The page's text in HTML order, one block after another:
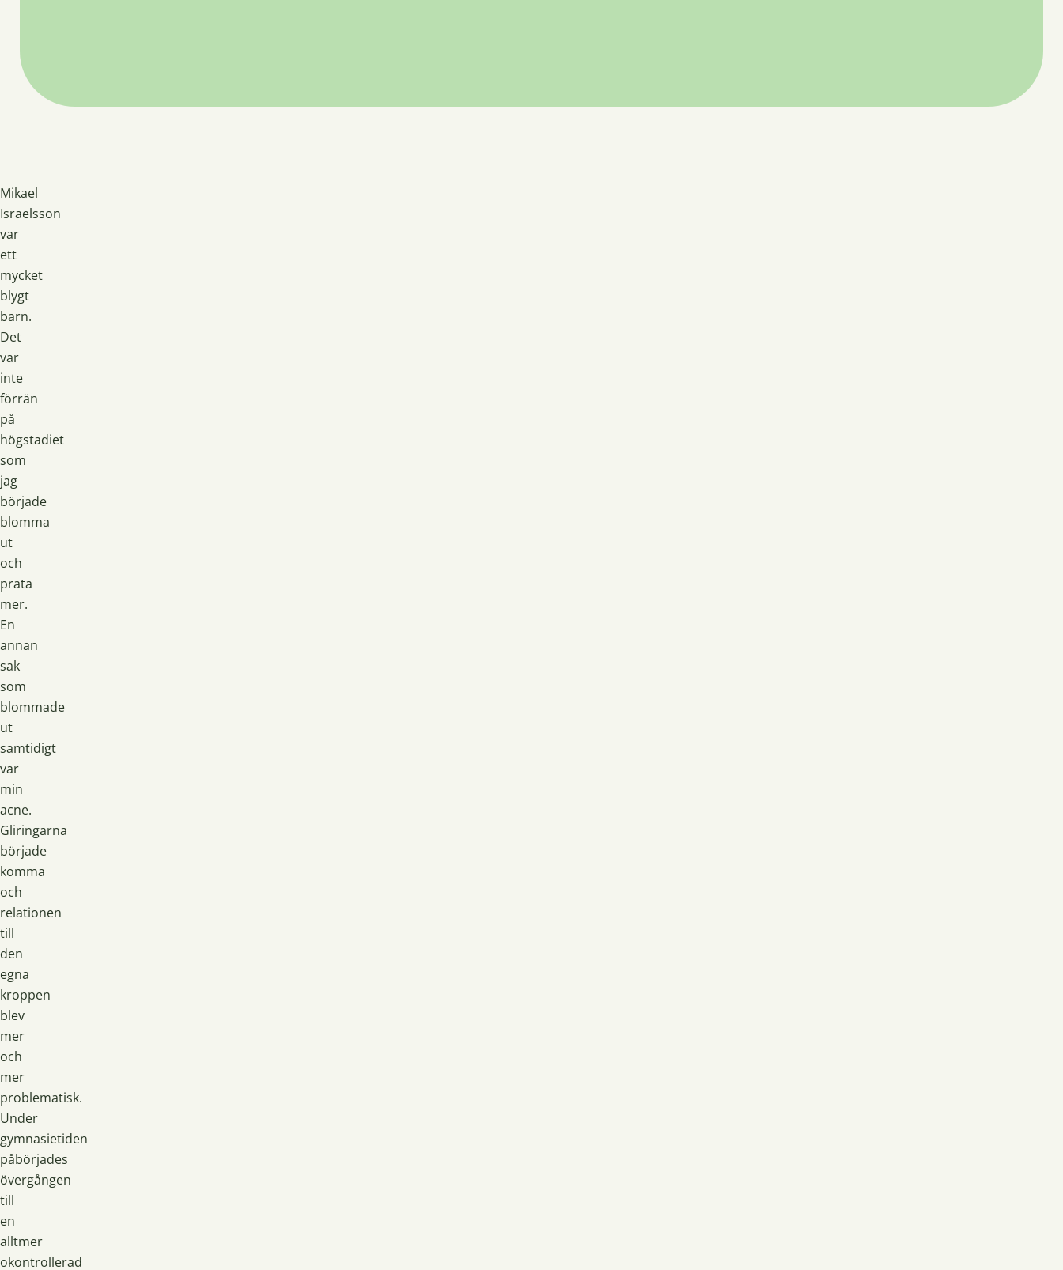
Mikael
Israelsson
var
ett
mycket
blygt
barn.
Det
var
inte
förrän
på
högstadiet
som
jag
började
blomma
ut
och
prata
mer.
En
annan
sak
som
blommade
ut
samtidigt
var
min
acne.
Gliringarna
började
komma
och
relationen
till
den
egna
kroppen
blev
mer
och
mer
problematisk.
Under
gymnasietiden
påbörjades
övergången
till
en
alltmer
okontrollerad